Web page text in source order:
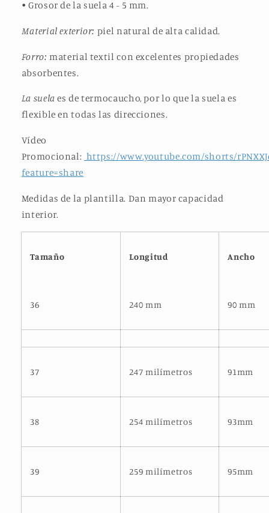
• Grosor de la suela 4 - 5 mm.
Material exterior: piel natural de alta calidad.
Forro: material textil con excelentes propiedades
absorbentes.
La suela es de termocaucho, por lo que la suela es
flexible en todas las direcciones.
Vídeo
Promocional: https://www.youtube.com/shorts/
feature=share
Medidas de la plantilla. Dan mayor capacidad
interior.
Tamaño
36
Longitud
240 mm
Ancho
90 mm
37 247 milímetros 91mm
38 254 milímetros 93mm
39 259 milímetros 95mm